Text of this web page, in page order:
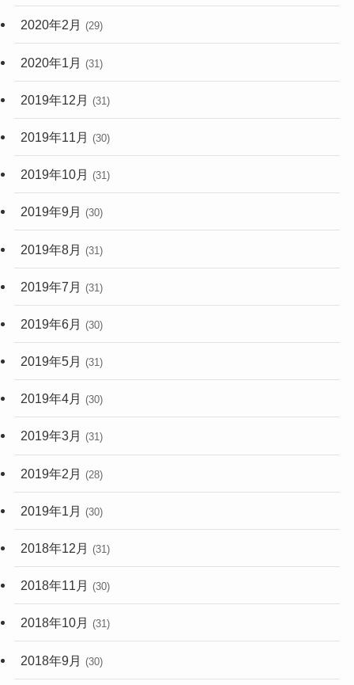
2020年2月 (29)
2020年1月 (31)
2019年12月 (31)
2019年11月 (30)
2019年10月 (31)
2019年9月 (30)
2019年8月 (31)
2019年7月 (31)
2019年6月 (30)
2019年5月 (31)
2019年4月 (30)
2019年3月 (31)
2019年2月 (28)
2019年1月 (30)
2018年12月 (31)
2018年11月 (30)
2018年10月 (31)
2018年9月 (30)